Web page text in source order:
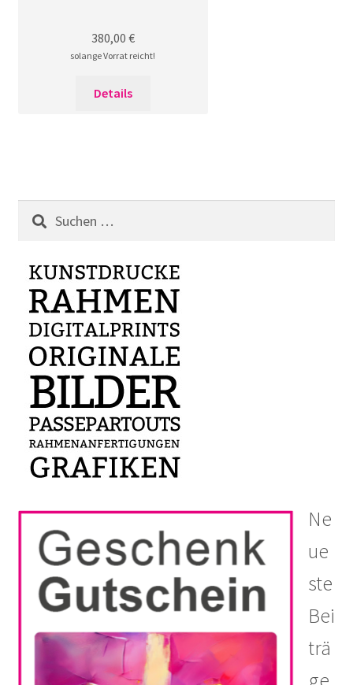
380,00 €
solange Vorrat reicht!
Details
Suchen
nach:
Ne
ue
ste
Bei
trä